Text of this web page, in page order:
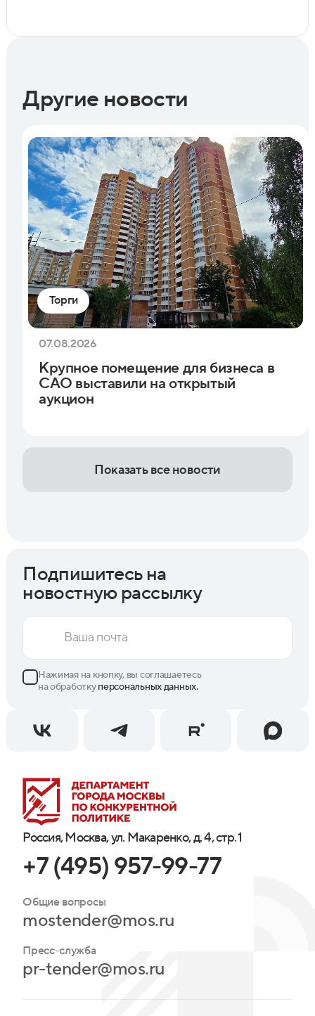
Другие новости
Торги
07.08.2026
Крупное помещение для бизнеса в
САО выставили на открытый
аукцион
Показать все новости
Россия, Москва, ул. Макаренко, д. 4, стр. 1
+7 (495) 957-99-77
Общие вопросы
mostender@mos.ru
Пресс-служба
pr-tender@mos.ru
Подпишитесь на
новостную рассылку
Нажимая на кнопку, вы соглашаетесь
на обработкуперсональных данных.